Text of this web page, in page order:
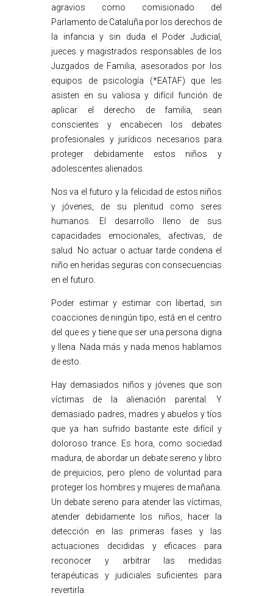
agravios como comisionado del
Parlamento de Cataluña por los derechos de
la infancia y sin duda el Poder Judicial,
jueces y magistrados responsables de los
Juzgados de Familia, asesorados por los
equipos de psicología (*EATAF) que les
asisten en su valiosa y difícil función de
aplicar el derecho de familia, sean
conscientes y encabecen los debates
profesionales y jurídicos necesarios para
proteger debidamente estos niños y
adolescentes alienados.
Nos va el futuro y la felicidad de estos niños
y jóvenes, de su plenitud como seres
humanos. El desarrollo lleno de sus
capacidades emocionales, afectivas, de
salud. No actuar o actuar tarde condena el
niño en heridas seguras con consecuencias
en el futuro.
Poder estimar y estimar con libertad, sin
coacciones de ningún tipo, está en el centro
del que es y tiene que ser una persona digna
y llena. Nada más y nada menos hablamos
de esto.
Hay demasiados niños y jóvenes que son
víctimas de la alienación parental. Y
demasiado padres, madres y abuelos y tíos
que ya han sufrido bastante este difícil y
doloroso trance. Es hora, como sociedad
madura, de abordar un debate sereno y libro
de prejuicios, pero pleno de voluntad para
proteger los hombres y mujeres de mañana.
Un debate sereno para atender las víctimas,
atender debidamente los niños, hacer la
detección en las primeras fases y las
actuaciones decididas y eficaces para
reconocer y arbitrar las medidas
terapéuticas y judiciales suficientes para
revertirla.